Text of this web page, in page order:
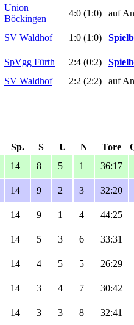
Union
Böckingen
4:0 (1:0) auf
SV Waldhof 1:0 (1:0)
SpVgg Fürth 2:4 (0:2)
SV Waldhof 2:2 (2:2) auf
Sp. S U N Tore
14 8 5 1 36:17
14 9 2 3 32:20
14 9 1 4 44:25
14 5 3 6 33:31
14 4 5 5 26:29
14 3 4 7 30:42
14 3 3 8 32:41